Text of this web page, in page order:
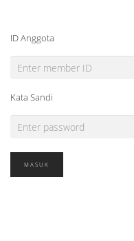
ID Anggota
Kata Sandi